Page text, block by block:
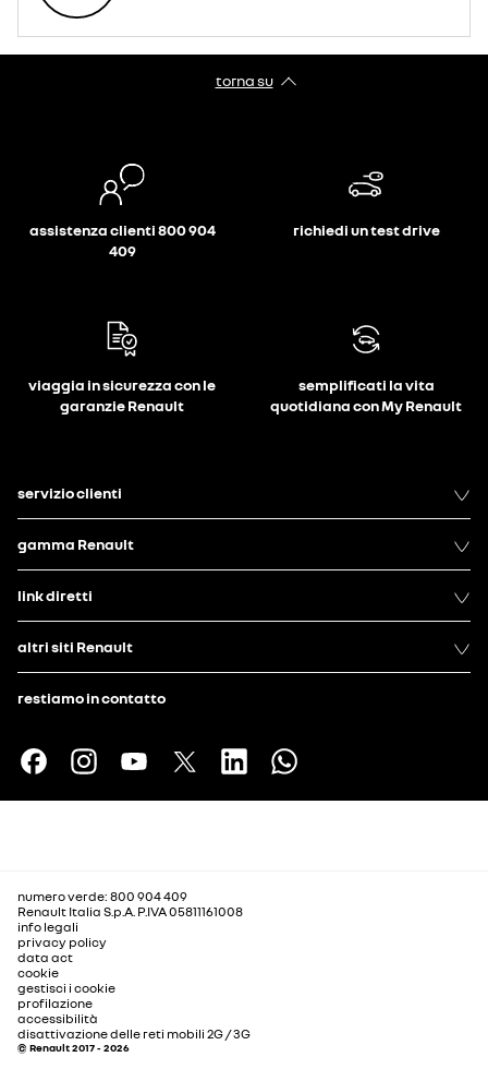
torna su
assistenza clienti 800 904
409
richiedi un test drive
viaggia in sicurezza con le
garanzie Renault
semplificati la vita
quotidiana con My Renault
servizio clienti
gamma Renault
link diretti
altri siti Renault
restiamo in contatto
numero verde: 800 904 409
Renault Italia S.p.A. P.IVA 05811161008
info legali
privacy policy
data act
cookie
gestisci i cookie
profilazione
accessibilità
disattivazione delle reti mobili 2G / 3G
© Renault 2017 - 2026